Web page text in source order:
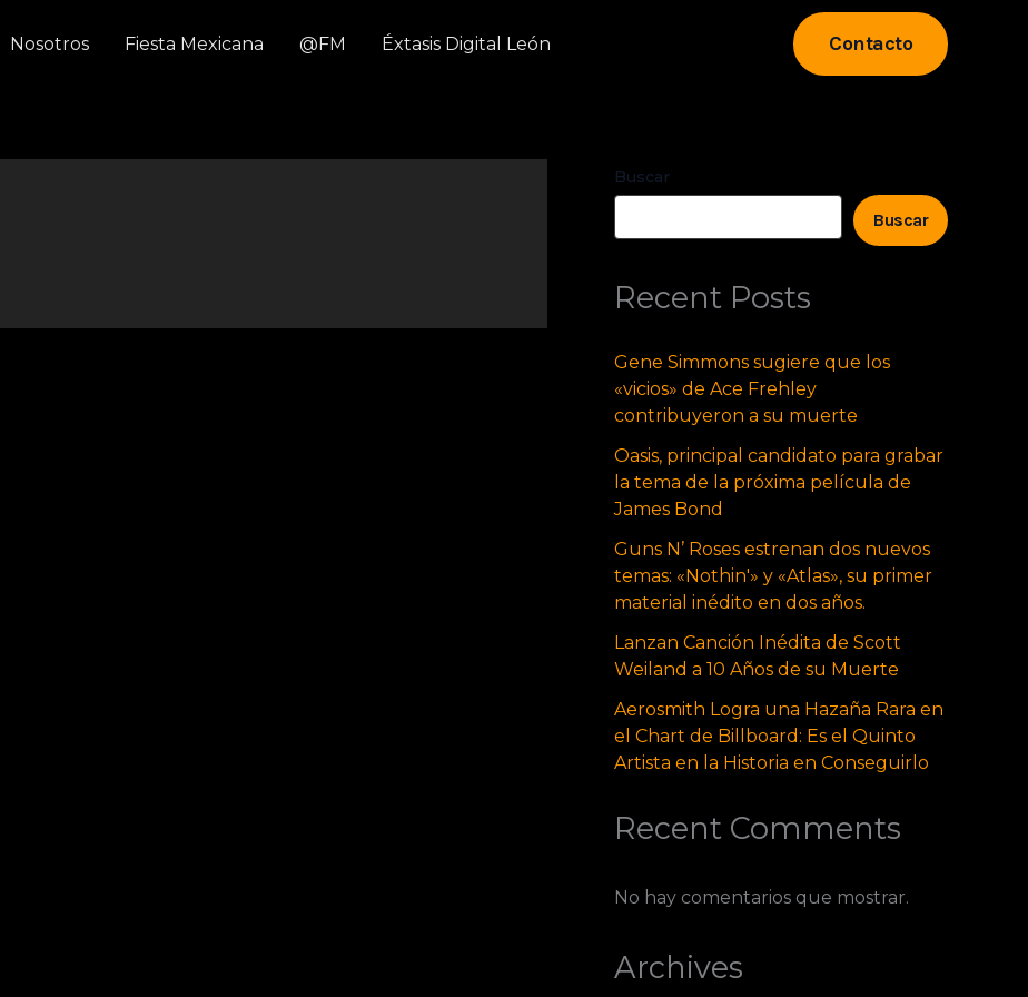
Nosotros Fiesta Mexicana @FM Éxtasis Digital León Contacto
Buscar
Buscar
Recent Posts
Gene Simmons sugiere que los
«vicios» de Ace Frehley
contribuyeron a su muerte
Oasis, principal candidato para grabar
la tema de la próxima película de
James Bond
Guns N’ Roses estrenan dos nuevos
temas: «Nothin'» y «Atlas», su primer
material inédito en dos años.
Lanzan Canción Inédita de Scott
Weiland a 10 Años de su Muerte
Aerosmith Logra una Hazaña Rara en
el Chart de Billboard: Es el Quinto
Artista en la Historia en Conseguirlo
Recent Comments
No hay comentarios que mostrar.
Archives